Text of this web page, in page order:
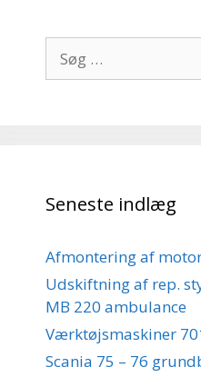
efter:
Seneste indlæg
Afmontering af
Udskiftning af rep.
MB 220 ambulance
Værktøjsmaskiner
Scania 75 – 76